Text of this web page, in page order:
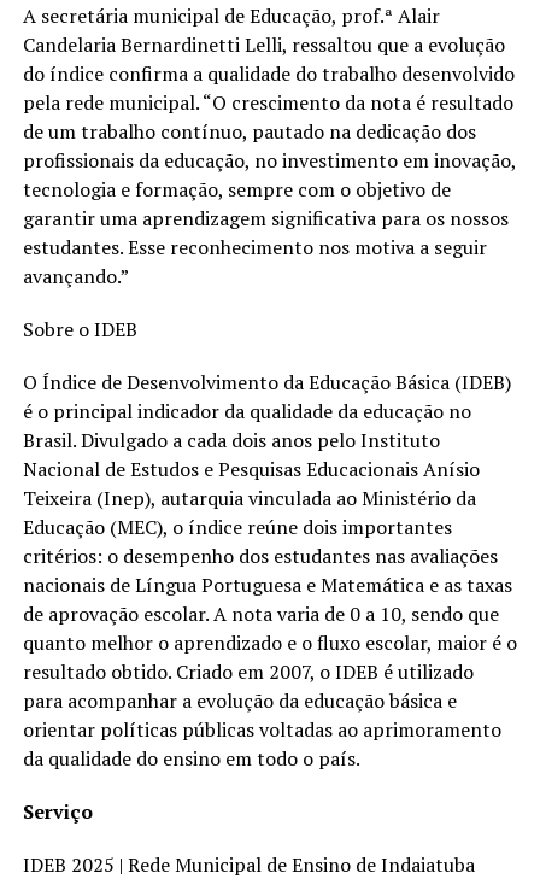
A secretária municipal de Educação, prof.ª Alair
Candelaria Bernardinetti Lelli, ressaltou que a evolução
do índice confirma a qualidade do trabalho desenvolvido
pela rede municipal. “O crescimento da nota é resultado
de um trabalho contínuo, pautado na dedicação dos
profissionais da educação, no investimento em inovação,
tecnologia e formação, sempre com o objetivo de
garantir uma aprendizagem significativa para os nossos
estudantes. Esse reconhecimento nos motiva a seguir
avançando.”
Sobre o IDEB
O Índice de Desenvolvimento da Educação Básica (IDEB)
é o principal indicador da qualidade da educação no
Brasil. Divulgado a cada dois anos pelo Instituto
Nacional de Estudos e Pesquisas Educacionais Anísio
Teixeira (Inep), autarquia vinculada ao Ministério da
Educação (MEC), o índice reúne dois importantes
critérios: o desempenho dos estudantes nas avaliações
nacionais de Língua Portuguesa e Matemática e as taxas
de aprovação escolar. A nota varia de 0 a 10, sendo que
quanto melhor o aprendizado e o fluxo escolar, maior é o
resultado obtido. Criado em 2007, o IDEB é utilizado
para acompanhar a evolução da educação básica e
orientar políticas públicas voltadas ao aprimoramento
da qualidade do ensino em todo o país.
Serviço
IDEB 2025 | Rede Municipal de Ensino de Indaiatuba